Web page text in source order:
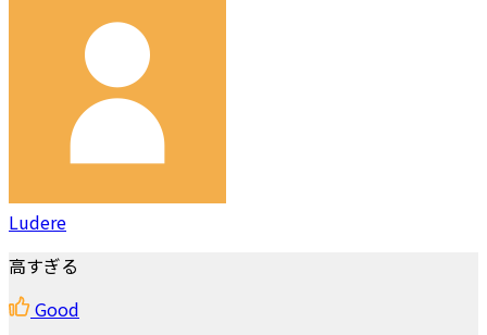
Ludere
高すぎる
Good